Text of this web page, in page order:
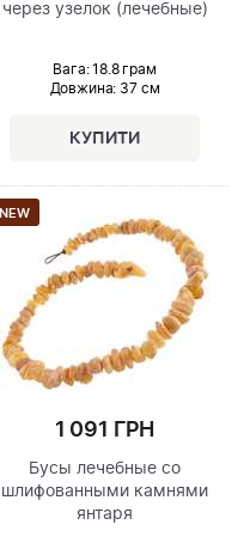
через узелок (лечебные)
Вага: 18.8 грам
Довжина: 37 см
NEW
1 091 ГРН
Бусы лечебные со
шлифованными камнями
янтаря